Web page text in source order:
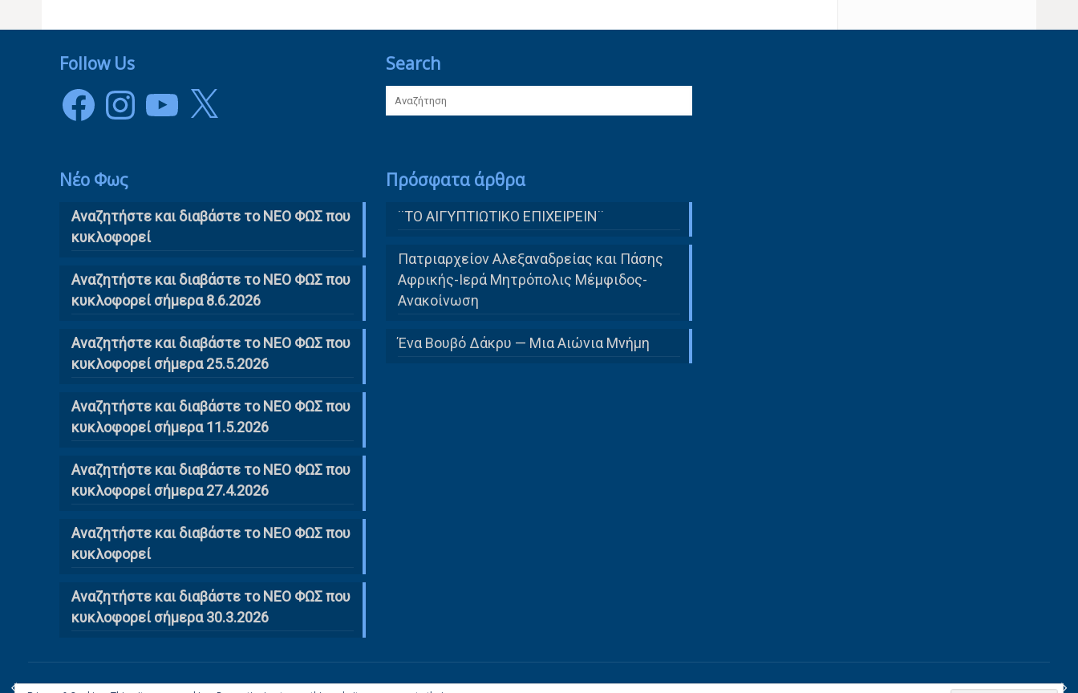
Follow Us
FacebookInstagramYouTube
X
Νέο Φως
Αναζητήστε και διαβάστε το NΕΟ ΦΩΣ που
κυκλοφορεί
Αναζητήστε και διαβάστε το ΝΕΟ ΦΩΣ που
κυκλοφορεί σήμερα 8.6.2026
Αναζητήστε και διαβάστε το ΝΕΟ ΦΩΣ που
κυκλοφορεί σήμερα 25.5.2026
Αναζητήστε και διαβάστε το ΝΕΟ ΦΩΣ που
κυκλοφορεί σήμερα 11.5.2026
Αναζητήστε και διαβάστε το ΝΕΟ ΦΩΣ που
κυκλοφορεί σήμερα 27.4.2026
Αναζητήστε και διαβάστε το ΝΕΟ ΦΩΣ που
κυκλοφορεί
Αναζητήστε και διαβάστε το ΝΕΟ ΦΩΣ που
κυκλοφορεί σήμερα 30.3.2026
Search
Πρόσφατα άρθρα
¨ΤΟ ΑΙΓΥΠΤΙΩΤΙΚΟ ΕΠΙΧΕΙΡΕΙΝ¨
Πατριαρχείον Αλεξαναδρείας και Πάσης
Αφρικής-Ιερά Μητρόπολις Μέμφιδος-
Ανακοίνωση
Ένα Βουβό Δάκρυ — Μια Αιώνια Μνήμη